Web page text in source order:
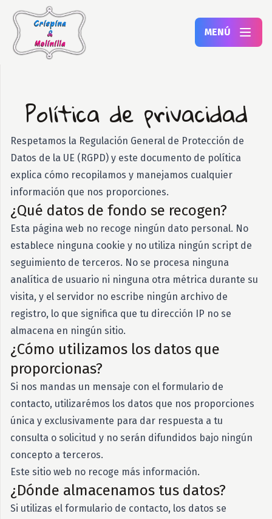
Saltar
la
página
Saltar
la
navegación
MENÚ
Política de privacidad
Respetamos la Regulación General de Protección de
Datos de la UE (RGPD) y este documento de política
explica cómo recopilamos y manejamos cualquier
información que nos proporciones.
¿Qué datos de fondo se recogen?
Esta página web no recoge ningún dato personal. No
establece ninguna cookie y no utiliza ningún script de
seguimiento de terceros. No se procesa ninguna
analítica de usuario ni ninguna otra métrica durante su
visita, y el servidor no escribe ningún archivo de
registro, lo que significa que tu dirección IP no se
almacena en ningún sitio.
¿Cómo utilizamos los datos que
proporcionas?
Si nos mandas un mensaje con el formulario de
contacto, utilizarémos los datos que nos proporciones
única y exclusivamente para dar respuesta a tu
consulta o solicitud y no serán difundidos bajo ningún
concepto a terceros.
Este sitio web no recoge más información.
¿Dónde almacenamos tus datos?
Si utilizas el formulario de contacto, los datos se